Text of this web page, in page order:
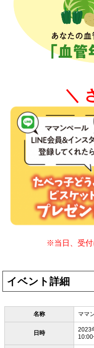
＼
※当日、受
イベント詳細
名称 ママ
日時
2023